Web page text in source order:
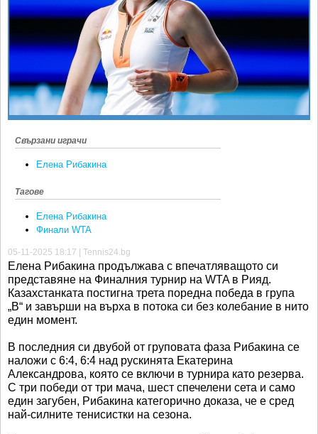
БЛОГ
ВИДЕО
ЖЪЛТО
Други
Любители
Свързани играчи
Елена Рибакина
Тагове
Елена Рибакина
Финали WTA
05-11-2025 18:17 | Tennis24.bg
Елена Рибакина продължава с впечатляващото си
представяне на Финалния турнир на WTA в Рияд.
Казахстанката постигна трета поредна победа в група
„B“ и завърши на върха в потока си без колебание в нито
един момент.
В последния си двубой от груповата фаза Рибакина се
наложи с 6:4, 6:4 над рускинята Екатерина
Александрова, която се включи в турнира като резерва.
С три победи от три мача, шест спечелени сета и само
един загубен, Рибакина категорично доказа, че е сред
най-силните тенисистки на сезона.